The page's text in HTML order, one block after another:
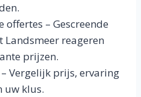
offertes – Gescreende
reageren
prijzen.
Vergelijk prijs, ervaring
uw klus.